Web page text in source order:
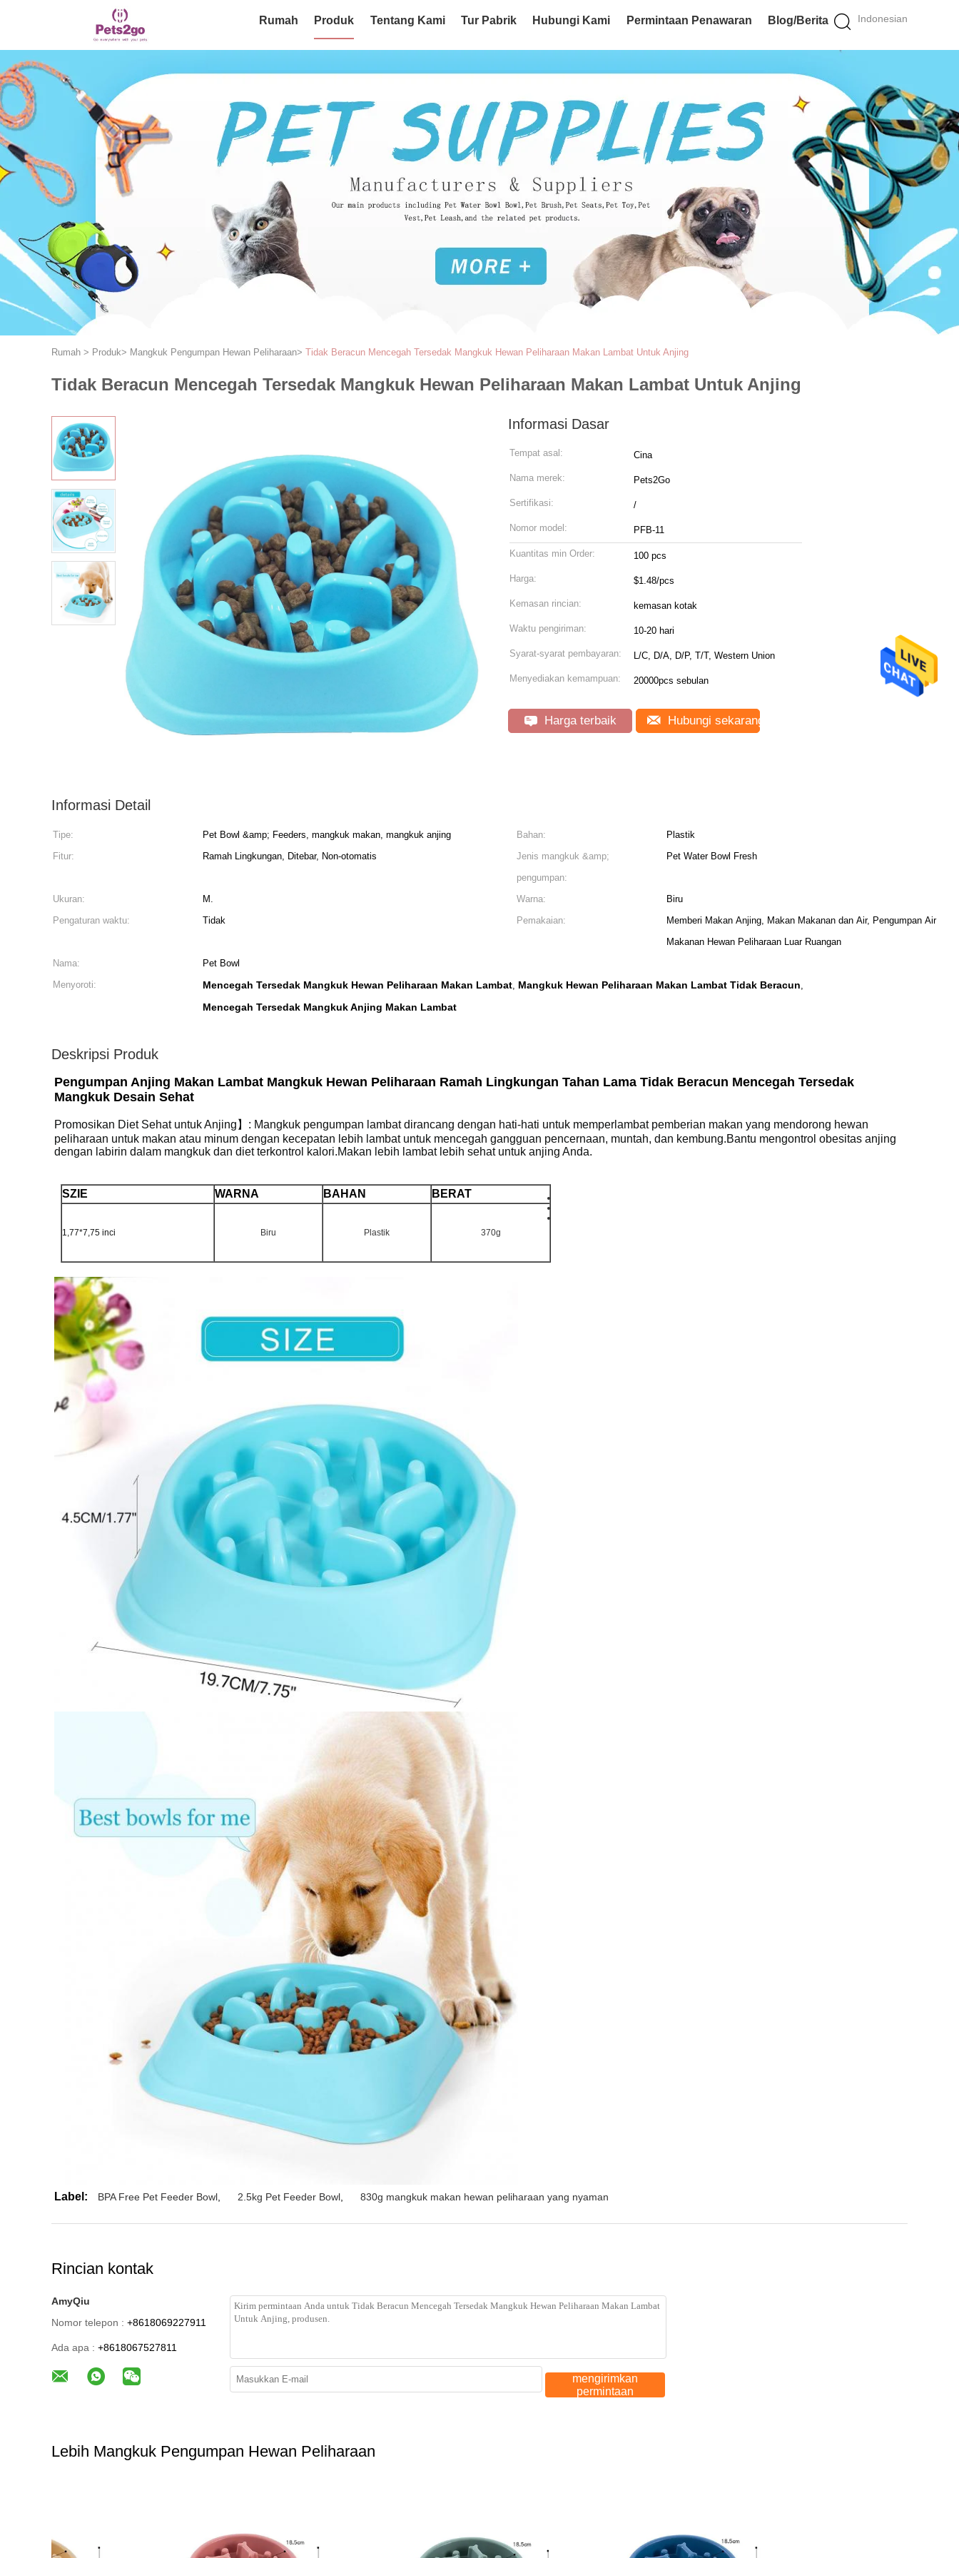
Indonesian
Rumah Produk Tentang Kami Tur Pabrik Hubungi Kami Permintaan Penawaran Blog/Berita
Rumah > Produk> Mangkuk Pengumpan Hewan Peliharaan> Tidak Beracun Mencegah Tersedak Mangkuk Hewan Peliharaan Makan Lambat Untuk Anjing
Tidak Beracun Mencegah Tersedak Mangkuk Hewan Peliharaan Makan Lambat Untuk Anjing
Informasi Dasar
Tempat asal: Cina
Nama merek: Pets2Go
Sertifikasi: /
Nomor model: PFB-11
Kuantitas min Order: 100 pcs
Harga: $1.48/pcs
Kemasan rincian: kemasan kotak
Waktu pengiriman: 10-20 hari
Syarat-syarat pembayaran: L/C, D/A, D/P, T/T, Western Union
Menyediakan kemampuan: 20000pcs sebulan
Harga terbaik Hubungi sekarang
Informasi Detail
Tipe: Pet Bowl &amp; Feeders, mangkuk makan, mangkuk anjing Bahan:
Plastik
Fitur:
Ramah Lingkungan, Ditebar, Non-otomatis
Jenis mangkuk &amp;
pengumpan:
Pet Water Bowl Fresh
Ukuran: M. Warna:
Biru
Pengaturan waktu:
Tidak Pemakaian:
Memberi Makan Anjing, Makan Makanan dan Air, Pengumpan Air
Makanan Hewan Peliharaan Luar Ruangan
Nama:
Pet Bowl
Menyoroti:
Mencegah Tersedak Mangkuk Hewan Peliharaan Makan Lambat, Mangkuk Hewan Peliharaan Makan Lambat Tidak Beracun,
Mencegah Tersedak Mangkuk Anjing Makan Lambat
Deskripsi Produk
Pengumpan Anjing Makan Lambat Mangkuk Hewan Peliharaan Ramah Lingkungan Tahan Lama Tidak Beracun Mencegah Tersedak
Mangkuk Desain Sehat
Promosikan Diet Sehat untuk Anjing】: Mangkuk pengumpan lambat dirancang dengan hati-hati untuk memperlambat pemberian makan yang mendorong hewan
peliharaan untuk makan atau minum dengan kecepatan lebih lambat untuk mencegah gangguan pencernaan, muntah, dan kembung.Bantu mengontrol obesitas anjing
dengan labirin dalam mangkuk dan diet terkontrol kalori.Makan lebih lambat lebih sehat untuk anjing Anda.
SZIE WARNA BAHAN BERAT
1,77*7,75 inci Biru Plastik 370g
Label: BPA Free Pet Feeder Bowl, 2.5kg Pet Feeder Bowl, 830g mangkuk makan hewan peliharaan yang nyaman
Rincian kontak
AmyQiu
Nomor telepon : +8618069227911
Ada apa : +8618067527811
mengirimkan
permintaan
Lebih Mangkuk Pengumpan Hewan Peliharaan